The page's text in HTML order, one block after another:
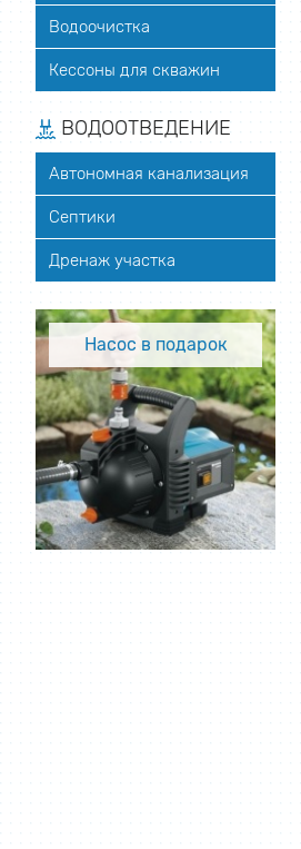
Водоочистка
Кессоны для скважин
ВОДООТВЕДЕНИЕ
Автономная канализация
Септики
Дренаж участка
Насос в подарок